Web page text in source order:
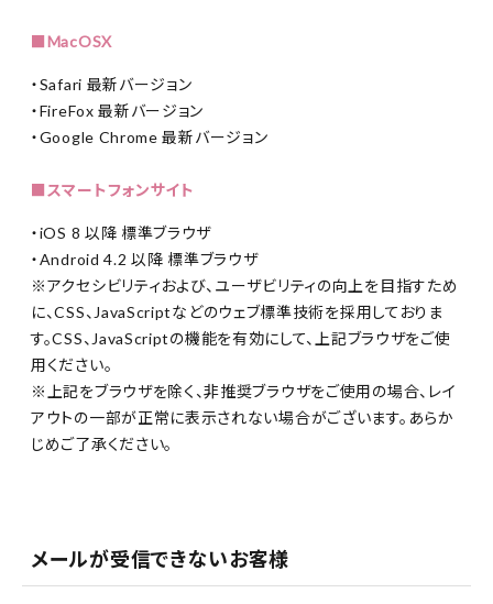
■MacOSX
・Safari 最新バージョン
・FireFox 最新バージョン
・Google Chrome 最新バージョン
■スマートフォンサイト
・iOS 8 以降 標準ブラウザ
・Android 4.2 以降 標準ブラウザ
※アクセシビリティおよび、ユーザビリティの向上を目指すため
に、CSS、JavaScriptなどのウェブ標準技術を採用しておりま
す。CSS、JavaScriptの機能を有効にして、上記ブラウザをご使
用ください。
※上記をブラウザを除く、非推奨ブラウザをご使用の場合、レイ
アウトの一部が正常に表示されない場合がございます。あらか
じめご了承ください。
メールが受信できないお客様